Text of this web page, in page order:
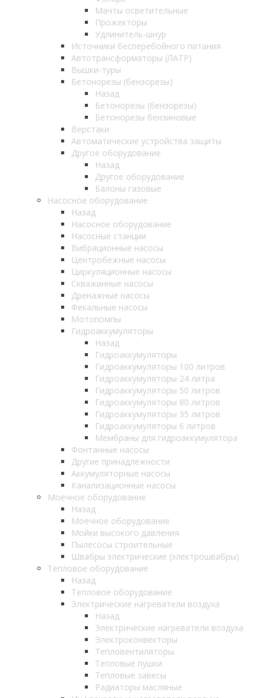
Мачты осветительные
Прожекторы
Удлинитель-шнур
Источники бесперебойного питания
Автотрансформаторы (ЛАТР)
Вышки-туры
Бетонорезы (бензорезы)
Назад
Бетонорезы (бензорезы)
Бетонорезы бензиновые
Верстаки
Автоматические устройства защиты
Другое оборудование
Назад
Другое оборудование
Балоны газовые
Насосное оборудование
Назад
Насосное оборудование
Насосные станции
Вибрационные насосы
Центробежные насосы
Циркуляционные насосы
Скважинные насосы
Дренажные насосы
Фекальные насосы
Мотопомпы
Гидроаккумуляторы
Назад
Гидроаккумуляторы
Гидроаккумуляторы 100 литров
Гидроаккумуляторы 24 литра
Гидроаккумуляторы 50 литров
Гидроаккумуляторы 80 литров
Гидроаккумуляторы 35 литров
Гидроаккумуляторы 6 литров
Мембраны для гидроаккумулятора
Фонтанные насосы
Другие принадлежности
Аккумуляторные насосы
Канализационные насосы
Моечное оборудование
Назад
Моечное оборудование
Мойки высокого давления
Пылесосы строительные
Швабры электрические (электрошвабры)
Тепловое оборудование
Назад
Тепловое оборудование
Электрические нагреватели воздуха
Назад
Электрические нагреватели воздуха
Электроконвекторы
Тепловентиляторы
Тепловые пушки
Тепловые завесы
Радиаторы масляные